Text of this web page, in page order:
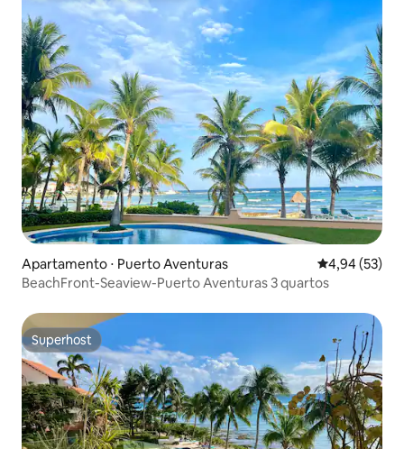
Apartamento ⋅ Puerto Aventuras 4,94 de uma
4,94 (53)
BeachFront-Seaview-Puerto Aventuras 3 quartos
Superhost
Superhost